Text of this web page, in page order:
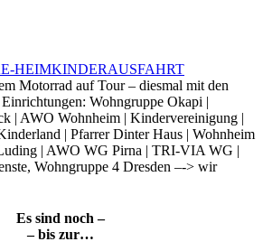
Motorrad auf Tour – diesmal mit den
Wohngruppe Okapi |
| AWO Wohnheim | Kindervereinigung |
| Pfarrer Dinter Haus | Wohnheim
| AWO WG Pirna | TRI-VIA WG |
Wohngruppe 4 Dresden –-> wir
Es sind noch –
– bis zur…